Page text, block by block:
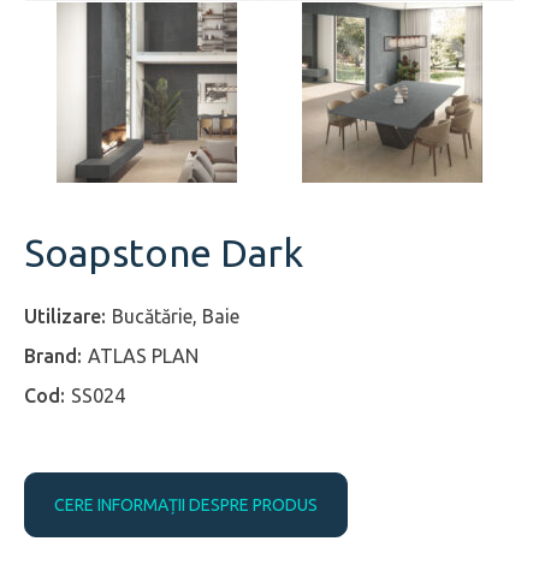
Soapstone Dark
Bucătărie, Baie
ATLAS PLAN
SS024
CERE INFORMAȚII DESPRE PRODUS